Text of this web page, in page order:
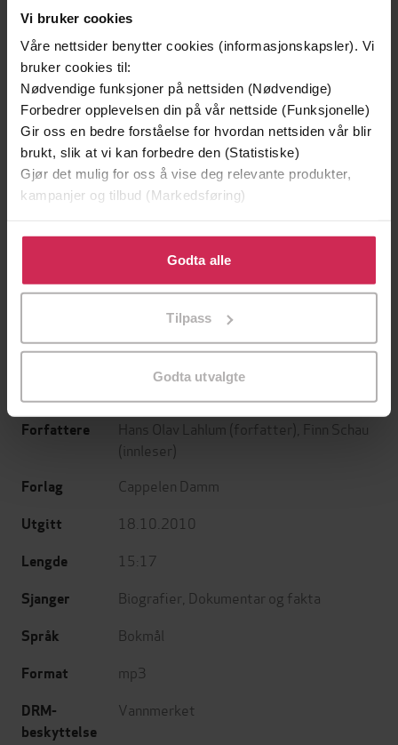
Vi bruker cookies
Våre nettsider benytter cookies (informasjonskapsler). Vi
bruker cookies til:
Nødvendige funksjoner på nettsiden (Nødvendige)
Forbedrer opplevelsen din på vår nettside (Funksjonelle)
Gir oss en bedre forståelse for hvordan nettsiden vår blir
brukt, slik at vi kan forbedre den (Statistiske)
Gjør det mulig for oss å vise deg relevante produkter,
kampanjer og tilbud (Markedsføring)
Klikk på «Godta alle» for å gi oss ditt samtykke til å
bruke cookies for alle disse formålene. Du kan også
tilpasse ditt samtykke til spesifikke formål ved å klikke
Godta alle
Tilpass
Godta utvalgte
Historien om Norge
LYDBOK LYDBOK
historien, mytene og mennesket
Forfattere Hans Olav Lahlum (forfatter), Finn Schau
(innleser)
Forlag Cappelen Damm
Utgitt 18.10.2010
Lengde 15:17
Sjanger Biografier Dokumentar og fakta
Språk Bokmål
Format mp3
DRM-
beskyttelse
Vannmerket